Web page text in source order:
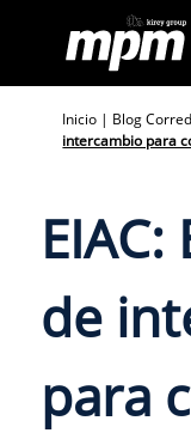
content
Inicio | Blog
intercambio para
de
para